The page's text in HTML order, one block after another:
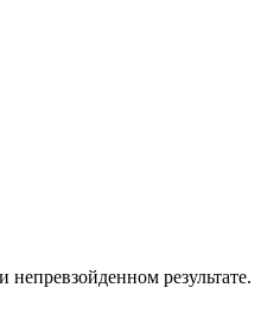
результате.